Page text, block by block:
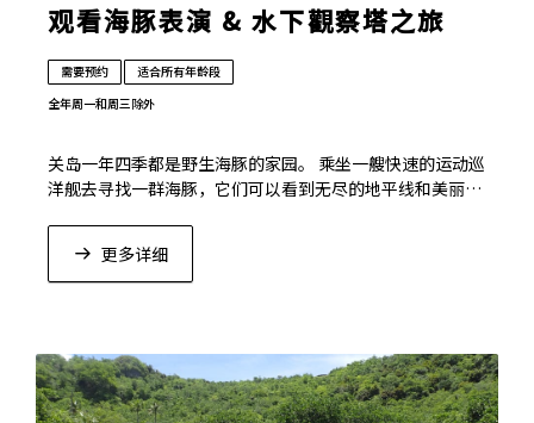
观看海豚表演 & 水下觀察塔之旅
需要预约
适合所有年龄段
全年周一和周三除外
关岛一年四季都是野生海豚的家园。 乘坐一艘快速的运动巡
洋舰去寻找一群海豚，它们可以看到无尽的地平线和美丽的
更多详细